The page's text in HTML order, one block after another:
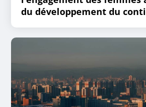
du développement du